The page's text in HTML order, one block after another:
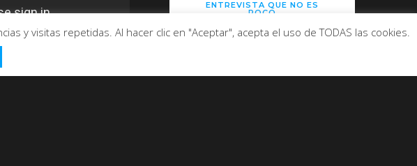
ENTREVISTA QUE NO ES
POCO
y visitas repetidas. Al hacer clic en "Aceptar", acepta el uso de TODAS las cookies.